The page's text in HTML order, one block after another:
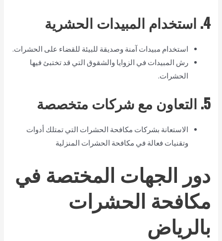
4. استخدام المبيدات الحشرية
استخدام مبيدات آمنة وصديقة للبيئة للقضاء على الحشرات.
رش المبيدات في الزوايا والشقوق التي قد تختبئ فيها
الحشرات.
5. التعاون مع شركات متخصصة
الاستعانة بشركات مكافحة الحشرات التي تمتلك أدوات
وتقنيات فعالة في مكافحة الحشرات المنزلية
دور الجهات المختصة في
مكافحة الحشرات
بالرياض